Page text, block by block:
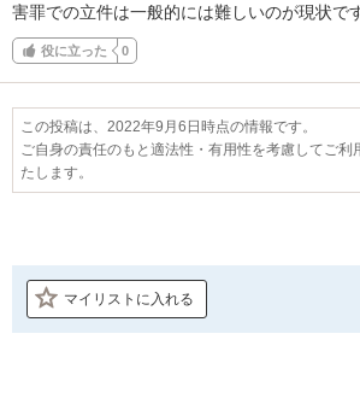
害罪での立件は一般的には難しいのが現状です
役に立った 0
この投稿は、2022年9月6日時点の情報です。
ご自身の責任のもと適法性・有用性を考慮してご
たします。
マイリストに入れる